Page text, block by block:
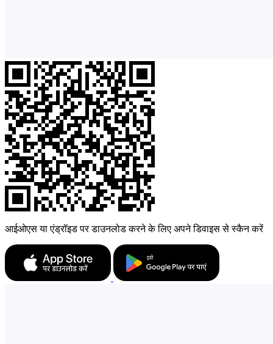
आईओएस या एंड्रॉइड पर डाउनलोड करने के लिए अपने डिवाइस से स्कैन करें